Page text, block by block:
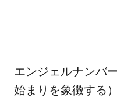
エンジェルナンバ
始まりを象徴する